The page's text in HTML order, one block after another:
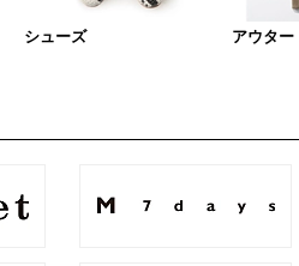
シューズ アウター